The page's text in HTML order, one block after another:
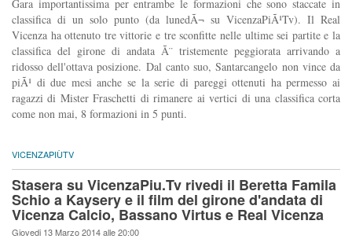
Gara importantissima per entrambe le formazioni che sono staccate in
classifica di un solo punto (da lunedÃ¬ su VicenzaPiÃ¹Tv). Il Real
Vicenza ha ottenuto tre vittorie e tre sconfitte nelle ultime sei partite e la
classifica del girone di andata Ã¨ tristemente peggiorata arrivando a
ridosso dell'ottava posizione. Dal canto suo, Santarcangelo non vince da
piÃ¹ di due mesi anche se la serie di pareggi ottenuti ha permesso ai
ragazzi di Mister Fraschetti di rimanere ai vertici di una classifica corta
come non mai, 8 formazioni in 5 punti.
VICENZAPIÙTV
Stasera su VicenzaPiu.Tv rivedi il Beretta Famila
Schio a Kaysery e il film del girone d'andata di
Vicenza Calcio, Bassano Virtus e Real Vicenza
Giovedi 13 Marzo 2014 alle 20:00